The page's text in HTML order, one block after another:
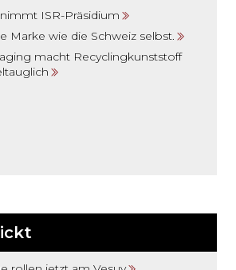
ISR-Präsidium
Marke wie die Schweiz selbst.
macht Recyclingkunststoff